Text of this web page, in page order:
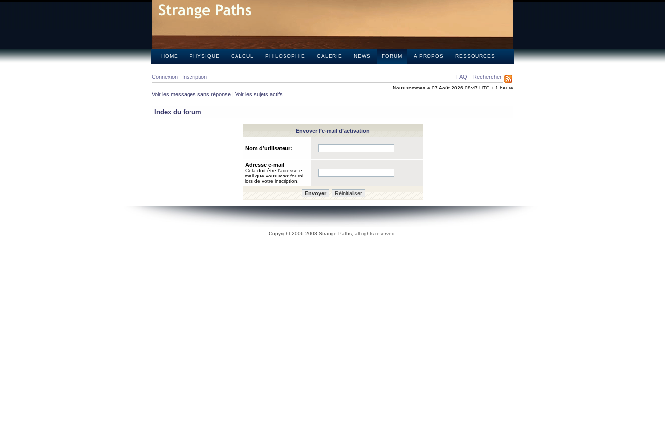
HOME PHYSIQUE CALCUL PHILOSOPHIE GALERIE NEWS FORUM A PROPOS RESSOURCES
FAQ Rechercher
Connexion Inscription
Nous sommes le 07 Août 2026 08:47 UTC + 1 heure
Voir les messages sans réponse | Voir les sujets actifs
Index du forum
Envoyer l’e-mail d’activation
Nom d’utilisateur:
Adresse e-mail:
Cela doit être l’adresse e-
mail que vous avez fourni
lors de votre inscription.
Copyright 2006-2008 Strange Paths, all rights reserved.